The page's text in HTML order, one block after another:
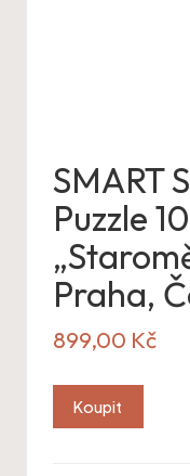
SMART
Puzzle
Praha,
899,00 Kč
Koupit